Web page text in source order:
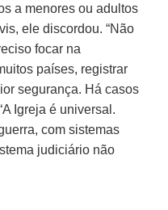
a menores ou adultos
ele discordou. “Não
focar na
países, registrar
segurança. Há casos
Igreja é universal.
com sistemas
judiciário não